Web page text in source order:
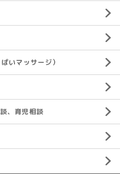
いマッサージ）
、育児相談